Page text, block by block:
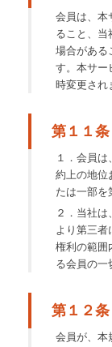
会員は、本
ること、当
場合がある
す。本サー
時変更され
第１１条
１．会員
約上の地位
たは一部を
２．当社
より第三者
権利の範囲
る会員の一
第１２条
会員が、本